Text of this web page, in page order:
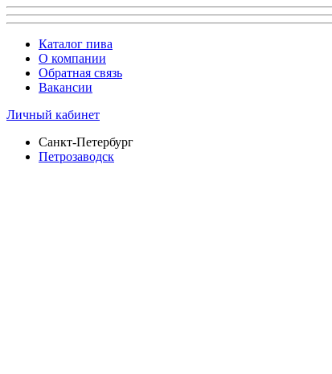
Каталог пива
О компании
Обратная связь
Вакансии
Личный кабинет
Санкт-Петербург
Петрозаводск